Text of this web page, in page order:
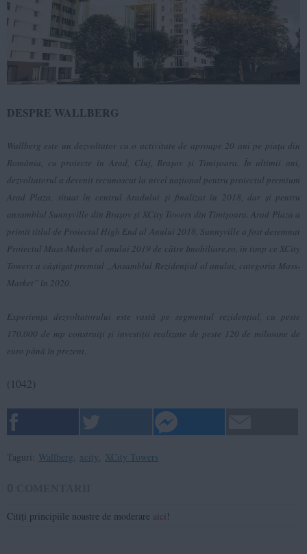
DESPRE WALLBERG
Wallberg este un dezvoltator cu o activitate de aproape 20 ani pe piața din
România, cu proiecte în Arad, Cluj, Brașov și Timișoara. În ultimii ani,
dezvoltatorul a devenit recunoscut la nivel național pentru proiectul premium
Arad Plaza , situat în centrul Aradului și finalizat în 2018, dar și pentru
ansamblul Sunnyville din Brașov și XCity Towers din Timișoara. Arad Plaza a
primit titlul de Proiectul High End al Anului 2018, Sunnyville a fost desemnat
Proiectul Mass-Market al anului 2019 de către Imobiliare.ro, în timp ce XCity
Towers a câștigat premiul „Ansamblul Rezidențial al anului, categoria Mass-
Market” în 2020.
Experiența dezvoltatorului este vastă pe segmentul rezidențial, cu peste
170.000 de mp construiți și investiții realizate de peste 120 de milioane de
euro până în prezent.
(1042)
Taguri: Wallberg, xcity, XCity Towers
Citiți principiile noastre de moderare aici!